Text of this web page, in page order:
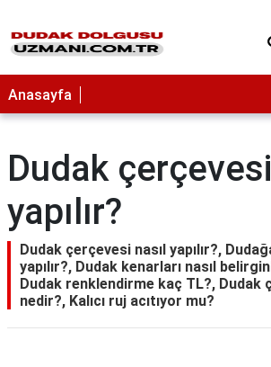
Anasayfa
Dudak çerçevesi
yapılır?
Dudak çerçevesi nasıl yapılır?,
yapılır?, Dudak kenarları nasıl
Dudak renklendirme kaç TL?, Dudak
nedir?, Kalıcı ruj acıtıyor mu?